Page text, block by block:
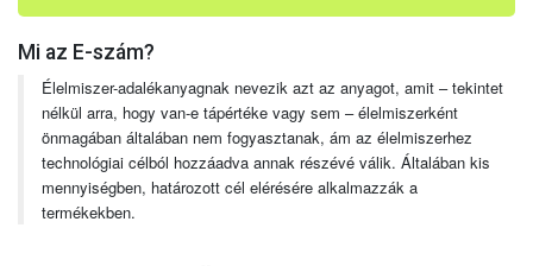
Mi az E-szám?
Élelmiszer-adalékanyagnak nevezik azt az anyagot, amit – tekintet
nélkül arra, hogy van-e tápértéke vagy sem – élelmiszerként
önmagában általában nem fogyasztanak, ám az élelmiszerhez
technológiai célból hozzáadva annak részévé válik. Általában kis
mennyiségben, határozott cél elérésére alkalmazzák a
termékekben.